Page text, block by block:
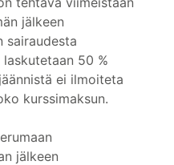
jälkeen
sairaudesta
50 %
ei ilmoiteta
kurssimaksun.
jälkeen